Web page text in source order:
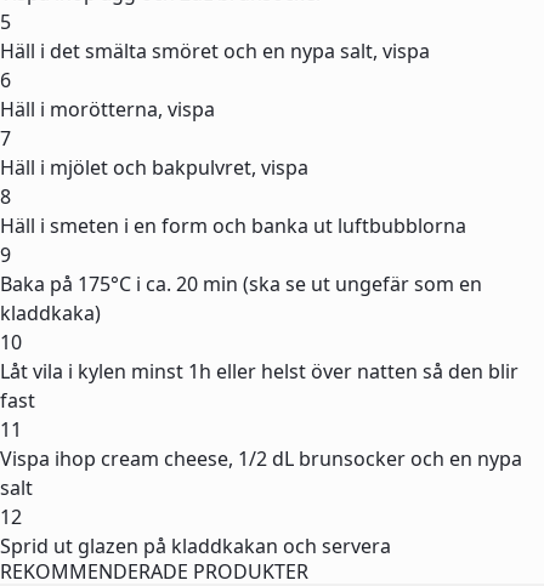
5
Häll i det smälta smöret och en nypa salt, vispa
6
Häll i morötterna, vispa
7
Häll i mjölet och bakpulvret, vispa
8
Häll i smeten i en form och banka ut luftbubblorna
9
Baka på 175°C i ca. 20 min (ska se ut ungefär som en
kladdkaka)
10
Låt vila i kylen minst 1h eller helst över natten så den blir
fast
11
Vispa ihop cream cheese, 1/2 dL brunsocker och en nypa
salt
12
Sprid ut glazen på kladdkakan och servera
REKOMMENDERADE PRODUKTER